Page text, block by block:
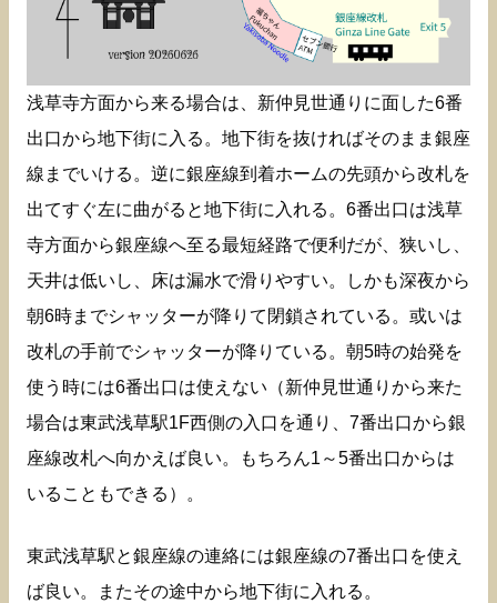
浅草寺方面から来る場合は、新仲見世通りに面した6番
出口から地下街に入る。地下街を抜ければそのまま銀座
線までいける。逆に銀座線到着ホームの先頭から改札を
出てすぐ左に曲がると地下街に入れる。6番出口は浅草
寺方面から銀座線へ至る最短経路で便利だが、狭いし、
天井は低いし、床は漏水で滑りやすい。しかも深夜から
朝6時までシャッターが降りて閉鎖されている。或いは
改札の手前でシャッターが降りている。朝5時の始発を
使う時には6番出口は使えない（新仲見世通りから来た
場合は東武浅草駅1F西側の入口を通り、7番出口から銀
座線改札へ向かえば良い。もちろん1～5番出口からは
いることもできる）。
東武浅草駅と銀座線の連絡には銀座線の7番出口を使え
ば良い。またその途中から地下街に入れる。